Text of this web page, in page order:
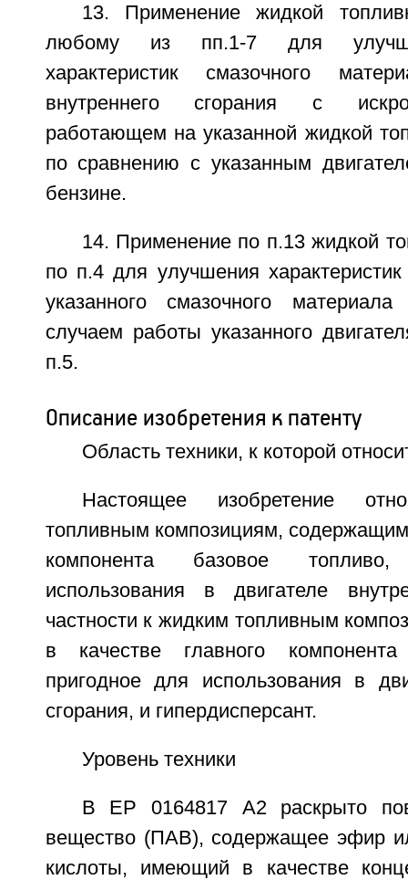
13. Применение жидкой
любому из пп.1-7 для
характеристик смазочного
внутреннего сгорания с
работающем на указанной жидкой
по сравнению с указанным
бензине.
14. Применение по п.13 жидкой
по п.4 для улучшения
указанного смазочного
случаем работы указанного
п.5.
Описание изобретения к патенту
Область техники, к которой
Настоящее изобретение
топливным композициям, содержащим
компонента базовое
использования в двигателе
частности к жидким топливным
в качестве главного
пригодное для использования в
сгорания, и гипердисперсант.
Уровень техники
В ЕР 0164817 А2 раскрыто
вещество (ПАВ), содержащее эфир
кислоты, имеющий в качестве